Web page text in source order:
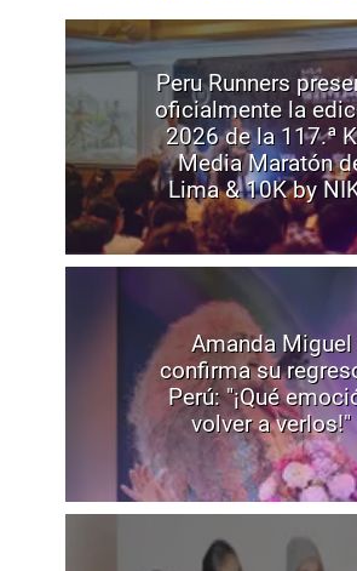
Peru Runners
oficialmente la
2026 de la 117.ª
Media Maratón
Lima & 10K by
Amanda Miguel
confirma su
Perú: "¡Qué
volver a verlos!"